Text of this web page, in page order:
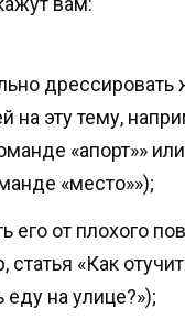
дрессировать
на эту тему,
«апорт»»
«место»»);
его от плохого
статья «Как
еду на улице?»);